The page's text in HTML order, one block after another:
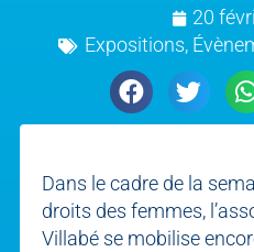
20
Expositions,
Dans le cadre de la
droits des femmes,
Villabé se mobilise